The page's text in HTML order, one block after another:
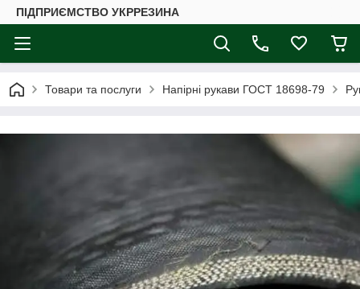
ПІДПРИЄМСТВО УКРРЕЗИНА
Товари та послуги Напірні рукави ГОСТ 18698-79